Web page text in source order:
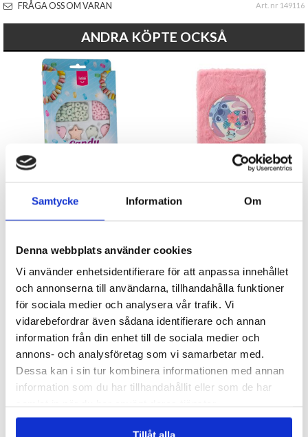
Samtycke Information Om
Denna webbplats använder cookies
Vi använder enhetsidentifierare för att anpassa innehållet
och annonserna till användarna, tillhandahålla funktioner
för sociala medier och analysera vår trafik. Vi
vidarebefordrar även sådana identifierare och annan
information från din enhet till de sociala medier och
annons- och analysföretag som vi samarbetar med.
Dessa kan i sin tur kombinera informationen med annan
information som du har tillhandahållit eller som de har
Tillåt alla
FRÅGA OSS OM VARAN Art. nr 149116
ANDRA KÖPTE OCKSÅ
29 kr
KÖP